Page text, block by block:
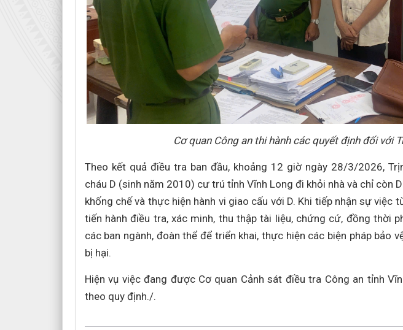
Cơ quan Công an thi hành các quyết định đối với
Theo kết quả điều tra ban đầu, khoảng 12 giờ ngày 28/3/2026,
cháu D (sinh năm 2010) cư trú tỉnh Vĩnh Long đi khỏi nhà và chỉ còn
khống chế và thực hiện hành vi giao cấu với D. Khi tiếp nhận sự việc
tiến hành điều tra, xác minh, thu thập tài liệu, chứng cứ, đồng thời
các ban ngành, đoàn thể để triển khai, thực hiện các biện pháp bảo
bị hại.
Hiện vụ việc đang được Cơ quan Cảnh sát điều tra Công an tỉnh
theo quy định./.